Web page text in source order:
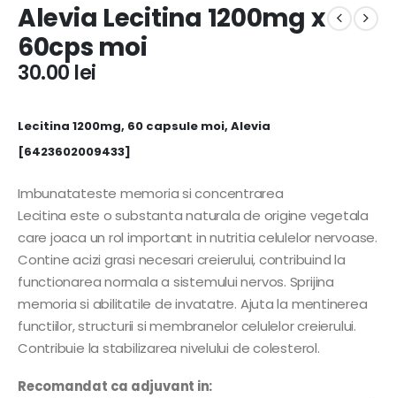
Alevia Lecitina 1200mg x
60cps moi
30.00 lei
Lecitina 1200mg, 60 capsule moi, Alevia
[6423602009433]
Imbunatateste memoria si concentrarea
Lecitina este o substanta naturala de origine vegetala
care joaca un rol important in nutritia celulelor nervoase.
Contine acizi grasi necesari creierului, contribuind la
functionarea normala a sistemului nervos. Sprijina
memoria si abilitatile de invatatre. Ajuta la mentinerea
functiilor, structurii si membranelor celulelor creierului.
Contribuie la stabilizarea nivelului de colesterol.
Recomandat ca adjuvant in: